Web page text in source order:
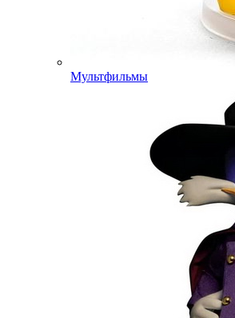
Мультфильмы